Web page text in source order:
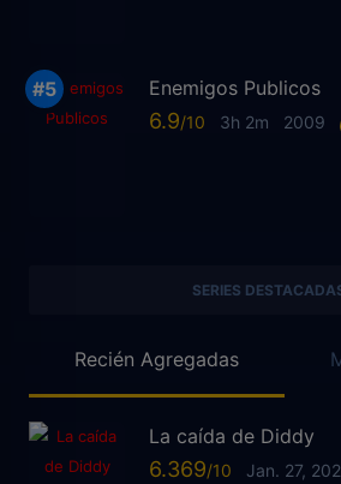
Enemigos Publicos
6.9 3h 2m 2009
SERIES
Recién Agregadas
La caída de Diddy
6.369 Jan. 27,